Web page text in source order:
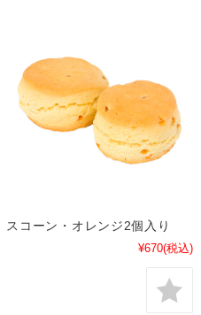
スコーン・オレンジ2個入り
¥670(税込)